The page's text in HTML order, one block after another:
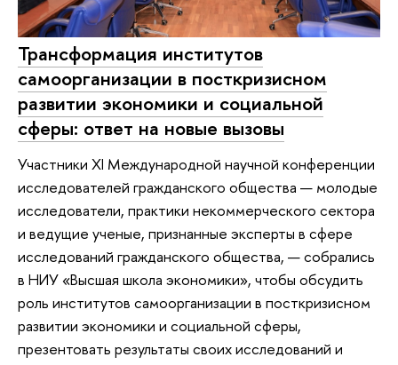
Трансформация институтов
самоорганизации в посткризисном
развитии экономики и социальной
сферы: ответ на новые вызовы
Участники XI Международной научной конференции
исследователей гражданского общества — молодые
исследователи, практики некоммерческого сектора
и ведущие ученые, признанные эксперты в сфере
исследований гражданского общества, — собрались
в НИУ «Высшая школа экономики», чтобы обсудить
роль институтов самоорганизации в посткризисном
развитии экономики и социальной сферы,
презентовать результаты своих исследований и